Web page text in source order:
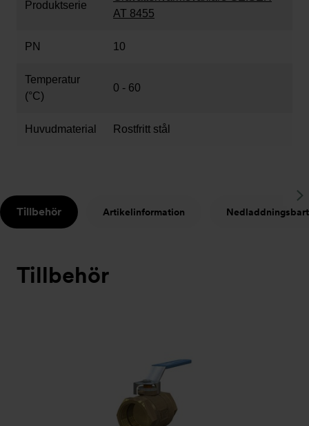
Produktserie
AT 8455
PN 10
Temperatur
(°C)
0 - 60
Huvudmaterial Rostfritt stål
Tillbehör Artikelinformation Nedladdningsbart
Tillbehör